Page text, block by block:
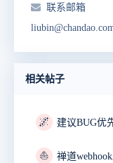
联系邮箱
相关帖子
🌌 建议BUG优
⛵ 禅道